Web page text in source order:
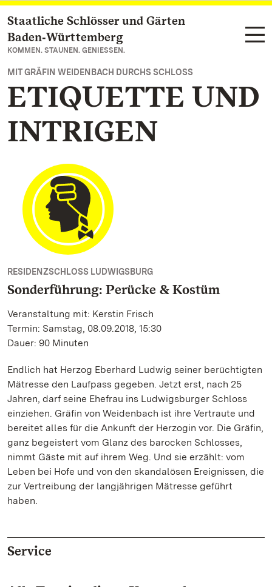
Zum Hauptinhalt springen
Staatliche Schlösser und Gärten
Baden‑Württemberg
KOMMEN. STAUNEN. GENIESSEN.
MIT GRÄFIN WEIDENBACH DURCHS SCHLOSS
ETIQUETTE UND
INTRIGEN
RESIDENZSCHLOSS LUDWIGSBURG
Sonderführung: Perücke & Kostüm
Veranstaltung mit: Kerstin Frisch
Termin: Samstag, 08.09.2018, 15:30
Dauer: 90 Minuten
Endlich hat Herzog Eberhard Ludwig seiner berüchtigten
Mätresse den Laufpass gegeben. Jetzt erst, nach 25
Jahren, darf seine Ehefrau ins Ludwigsburger Schloss
einziehen. Gräfin von Weidenbach ist ihre Vertraute und
bereitet alles für die Ankunft der Herzogin vor. Die Gräfin,
ganz begeistert vom Glanz des barocken Schlosses,
nimmt Gäste mit auf ihrem Weg. Und sie erzählt: vom
Leben bei Hofe und von den skandalösen Ereignissen, die
zur Vertreibung der langjährigen Mätresse geführt
haben.
Service